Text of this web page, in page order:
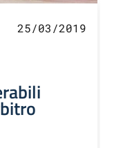
25/03/2019